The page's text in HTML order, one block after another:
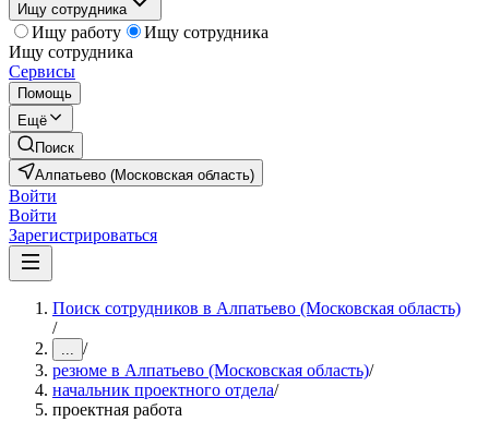
Ищу сотрудника
Ищу работу
Ищу сотрудника
Ищу сотрудника
Сервисы
Помощь
Ещё
Поиск
Алпатьево (Московская область)
Войти
Войти
Зарегистрироваться
Поиск сотрудников в Алпатьево (Московская область)
/
... /
резюме в Алпатьево (Московская область)/
начальник проектного отдела/
проектная работа